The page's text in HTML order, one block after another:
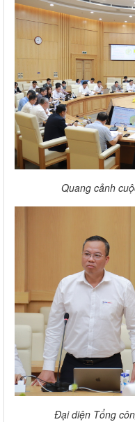
Quang cảnh
Đại diện Tổng